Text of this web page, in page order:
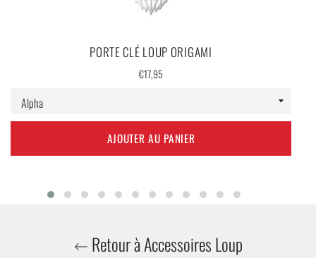
PORTE CLÉ LOUP ORIGAMI
Prix
€17,95
AJOUTER AU PANIER
Retour à Accessoires Loup